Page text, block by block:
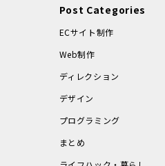
Post Categories
ECサイト制作
Web制作
ディレクション
デザイン
プログラミング
まとめ